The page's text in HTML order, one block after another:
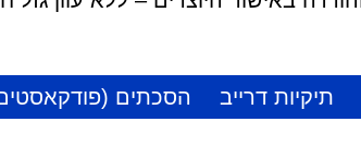
תיקיות דרייב הסכתים